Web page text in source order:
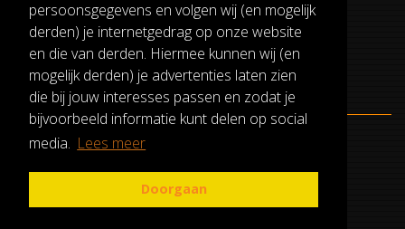
persoonsgegevens en volgen wij (en mogelijk
derden) je internetgedrag op onze website
en die van derden. Hiermee kunnen wij (en
mogelijk derden) je advertenties laten zien
die bij jouw interesses passen en zodat je
bijvoorbeeld informatie kunt delen op social
media. Lees meer
Doorgaan
Pauze
12:30-13:00
ALGEMENE VOORWAARDEN
RUILEN EN RETOURNEREN